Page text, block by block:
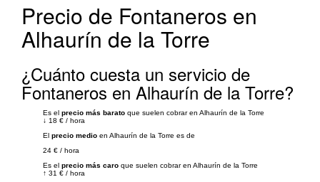
Precio de Fontaneros en
Alhaurín de la Torre
¿Cuánto cuesta un servicio de
Fontaneros en Alhaurín de la Torre?
Es el precio más barato que suelen cobrar en Alhaurín de la Torre
↓ 18 € / hora
El precio medio en Alhaurín de la Torre es de
24 € / hora
Es el precio más caro que suelen cobrar en Alhaurín de la Torre
↑ 31 € / hora